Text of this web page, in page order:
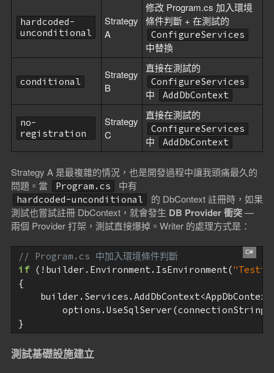
hardcoded-
unconditional
Strategy
A
修改 Program.cs 加入環境
條件判斷 + 在測試的
ConfigureServices
中替換
conditional
Strategy
B
直接在測試的
ConfigureServices
中 AddDbContext
no-
registration
Strategy
C
直接在測試的
ConfigureServices
中 AddDbContext
Strategy A 是最複雜的情況，也是開發過程中讓我頭痛最久的
問題。當
Program.cs 中有
hardcoded-unconditional
的 DbContext 註冊時，如果
測試也嘗試註冊 DbContext，就會發生 DB Provider 衝突—
兩個 Provider 打架，測試直接爆掉。Writer 的處理方式是：
// Program.cs 中加入環境條件判斷
if (!builder.Environment.IsEnvironment(
{
}
測試基礎設施建立